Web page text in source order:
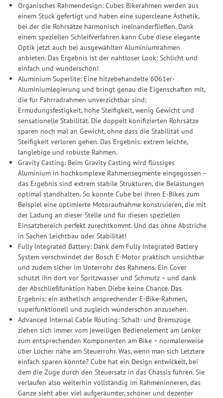
Organisches Rahmendesign: Cubes Bikerahmen werden aus
einem Stück gefertigt und haben eine supercleane Ästhetik,
bei der die Rohrsätze harmonisch ineinanderfließen. Dank
einem speziellen Schleifverfahren kann Cube diese elegante
Optik jetzt auch bei ausgewählten Aluminiumrahmen
anbieten. Das Ergebnis ist der nahtloser Look: Schlicht und
einfach und wunderschön!
Aluminium Superlite: Eine hitzebehandelte 6061er-
Aluminiumlegierung und bringt genau die Eigenschaften mit,
die für Fahrradrahmen unverzichtbar sind:
Ermüdungsfestigkeit, hohe Steifigkeit, wenig Gewicht und
sensationelle Stabilität. Die doppelt konifizierten Rohrsätze
sparen noch mal an Gewicht, ohne dass die Stabilität und
Steifigkeit verloren gehen. Das Ergebnis: extrem leichte,
langlebige und robuste Rahmen.
Gravity Casting: Beim Gravity Casting wird flüssiges
Aluminium in hochkomplexe Rahmensegmente eingegossen –
das Ergebnis sind extrem stabile Strukturen, die Belastungen
optimal standhalten. So konnte Cube bei ihren E-Bikes zum
Beispiel eine optimierte Motoraufnahme konstruieren, die mit
der Ladung an dieser Stelle und für diesen speziellen
Einsatzbereich perfekt zurechtkommt. Und das ohne Abstriche
in Sachen Leichtbau oder Stabilität!
Fully Integrated Battery: Dank dem Fully Integrated Battery
System verschwindet der Bosch E-Motor praktisch unsichtbar
und zudem sicher im Unterrohr des Rahmens. Ein Cover
schützt ihn dort vor Spritzwasser und Schmutz – und dank
der Abschließfunktion haben Diebe keine Chance. Das
Ergebnis: ein ästhetisch ansprechender E-Bike-Rahmen,
superfunktionell und zugleich wunderschön anzusehen.
Advanced Internal Cable Routing: Schalt- und Bremszüge
ziehen sich immer vom jeweiligen Bedienelement am Lenker
zum entsprechenden Komponenten am Bike – normalerweise
über Löcher nahe am Steuerrohr. Was, wenn man sich Letztere
einfach sparen könnte? Cube hat ein Design entwickelt, bei
dem die Züge durch den Steuersatz in das Chassis führen. Sie
verlaufen also weiterhin vollständig im Rahmeninneren, das
Ganze sieht aber viel aufgeräumter, schöner und dezenter